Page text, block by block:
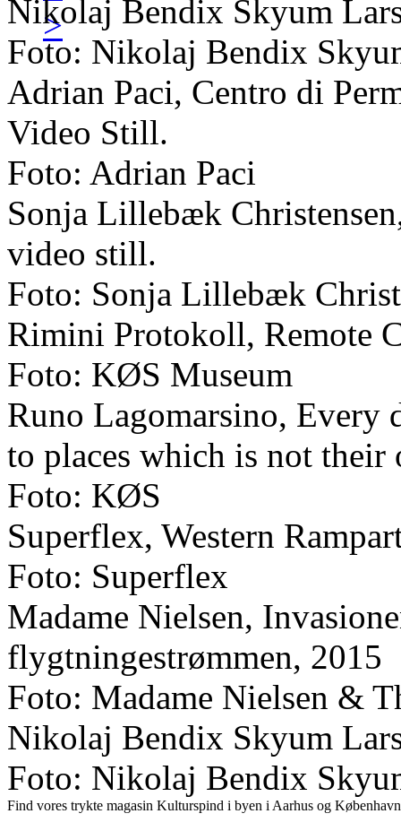
>
Nikolaj Bendix Skyum
Foto: Nikolaj Bendix
Adrian Paci, Centro di
Video Still.
Foto: Adrian Paci
Sonja Lillebæk
video still.
Foto: Sonja Lillebæk
Rimini Protokoll, Remote
Foto: KØS Museum
Runo Lagomarsino, Every
to places which is not their
Foto: KØS
Superflex, Western
Foto: Superflex
Madame Nielsen,
flygtningestrømmen, 2015
Foto: Madame Nielsen &
Nikolaj Bendix Skyum
Foto: Nikolaj Bendix
Find vores trykte magasin Kulturspind i byen i Aarhus og København